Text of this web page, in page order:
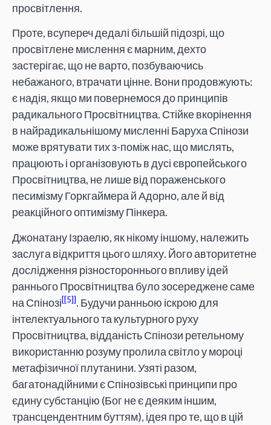
просвітлення.
Проте, всупереч дедалі більшій підозрі, що
просвітлене мислення є марним, дехто
застерігає, що не варто, позбуваючись
небажаного, втрачати цінне. Вони продовжують:
є надія, якщо ми повернемося до принципів
радикального Просвітництва. Стійке вкорінення
в найрадикальнішому мисленні Баруха Спінози
може врятувати тих з-поміж нас, що мислять,
працюють і організовують в дусі європейського
Просвітництва, не лише від пораженського
песимізму Горкгаймера й Адорно, але й від
реакційного оптимізму Пінкера.
Джонатану Ізраелю, як нікому іншому, належить
заслуга відкриття цього шляху. Його авторитетне
дослідження різностороннього впливу ідей
раннього Просвітництва було зосереджене саме
на Спінозі [5] . Будучи ранньою іскрою для
інтелектуального та культурного руху
Просвітництва, відданість Спінози ретельному
використанню розуму пролила світло у мороці
метафізичної плутанини. Узяті разом,
багатонадійними є Спінозівські принципи про
єдину субстанцію (Бог не є деяким іншим,
трансцендентним буттям), ідея про те, що в цій